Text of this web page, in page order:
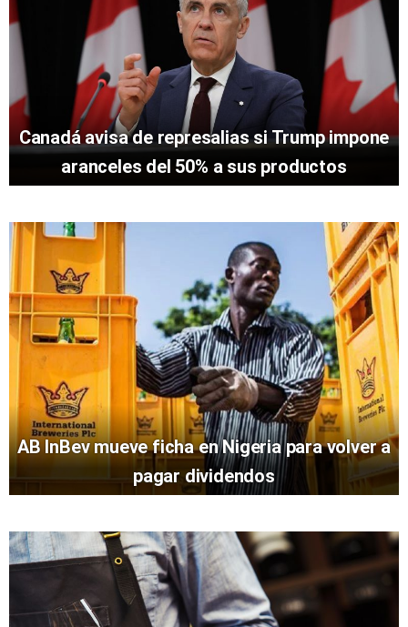
Canadá avisa de represalias si Trump impone
aranceles del 50% a sus productos
AB InBev mueve ficha en Nigeria para volver a
pagar dividendos